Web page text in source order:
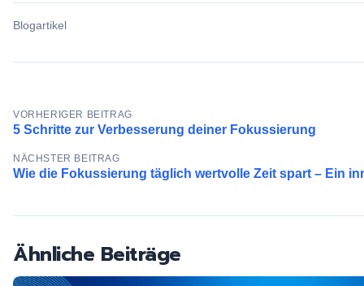
Blogartikel
VORHERIGER BEITRAG
5 Schritte zur Verbesserung deiner Fokussierung
NÄCHSTER BEITRAG
Wie die Fokussierung täglich wertvolle Zeit spart – Ein
Ähnliche Beiträge